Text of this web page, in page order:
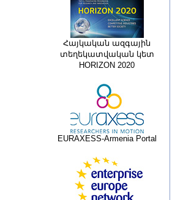
Հայկական ազգային
տեղեկատվական կետ
HORIZON 2020
EURAXESS-Armenia Portal